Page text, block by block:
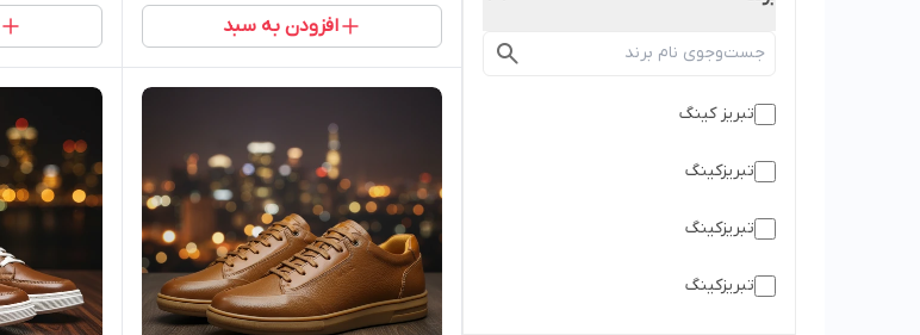
تبریز کینگ
تبریزکینگ
تبریزکینگ
تبریزکینگ
افزودن به سبد